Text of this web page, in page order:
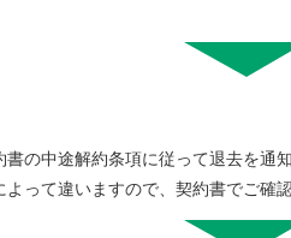
の中途解約条項に従って退去を通
って違いますので、契約書でご確認